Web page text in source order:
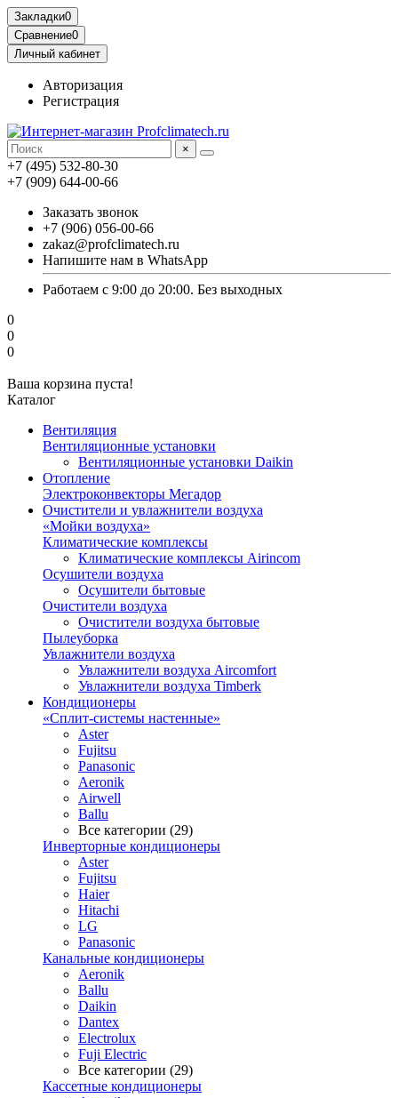
Закладки0
Сравнение0
Личный кабинет
Авторизация
Регистрация
×
+7 (495) 532-80-30
+7 (909) 644-00-66
Заказать звонок
+7 (906) 056-00-66
zakaz@profclimatech.ru
Напишите нам в WhatsApp
Работаем с 9:00 до 20:00. Без выходных
0
0
0
Ваша корзина пуста!
Каталог
Вентиляция
Вентиляционные установки
Вентиляционные установки Daikin
Отопление
Электроконвекторы Мегадор
Очистители и увлажнители воздуха
«Мойки воздуха»
Климатические комплексы
Климатические комплексы Airincom
Осушители воздуха
Осушители бытовые
Очистители воздуха
Очистители воздуха бытовые
Пылеуборка
Увлажнители воздуха
Увлажнители воздуха Aircomfort
Увлажнители воздуха Timberk
Кондиционеры
«Сплит-системы настенные»
Aster
Fujitsu
Panasonic
Aeronik
Airwell
Ballu
Все категории (29)
Инверторные кондиционеры
Aster
Fujitsu
Haier
Hitachi
LG
Panasonic
Канальные кондиционеры
Aeronik
Ballu
Daikin
Dantex
Electrolux
Fuji Electric
Все категории (29)
Кассетные кондиционеры